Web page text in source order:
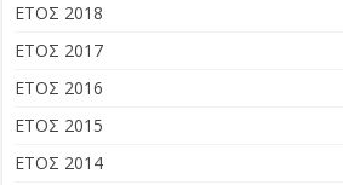
ΕΤΟΣ 2018
ΕΤΟΣ 2017
ΕΤΟΣ 2016
ΕΤΟΣ 2015
ΕΤΟΣ 2014